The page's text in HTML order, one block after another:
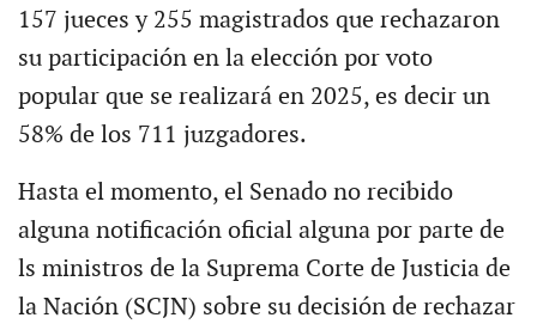
157 jueces y 255 magistrados que rechazaron
su participación en la elección por voto
popular que se realizará en 2025, es decir un
58% de los 711 juzgadores.
Hasta el momento, el Senado no recibido
alguna notificación oficial alguna por parte de
ls ministros de la Suprema Corte de Justicia de
la Nación (SCJN) sobre su decisión de rechazar